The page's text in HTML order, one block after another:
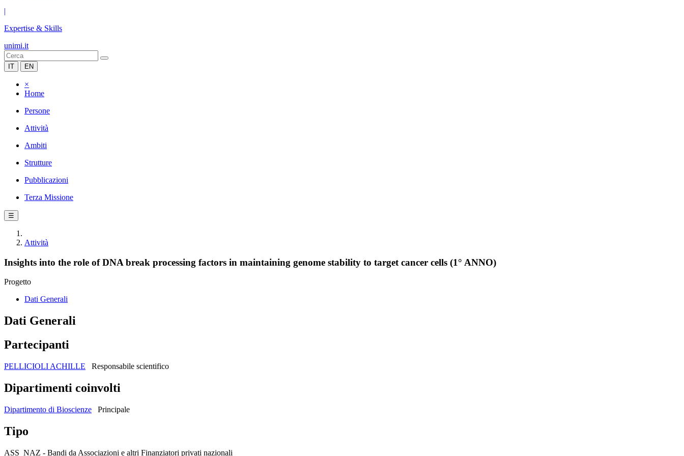
|
Expertise & Skills
unimi.it
IT EN
×
Home
Persone
Attività
Ambiti
Strutture
Pubblicazioni
Terza Missione
☰
Attività
Insights into the role of DNA break processing factors in maintaining genome stability to target cancer cells (1° ANNO)
Progetto
Dati Generali
Dati Generali
Partecipanti
PELLICIOLI ACHILLE Responsabile scientifico
Dipartimenti coinvolti
Dipartimento di Bioscienze Principale
Tipo
ASS_NAZ - Bandi da Associazioni e altri Finanziatori privati nazionali